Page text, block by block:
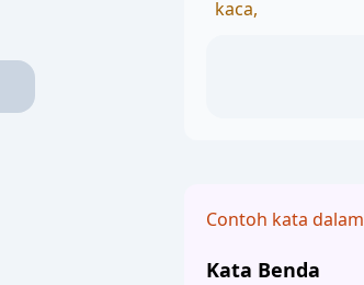
kaca,
Contoh kata dalam
Kata Benda